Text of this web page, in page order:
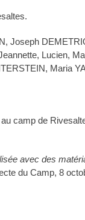
Joseph
Lucien,
Maria
camp de
avec des
du Camp, 8